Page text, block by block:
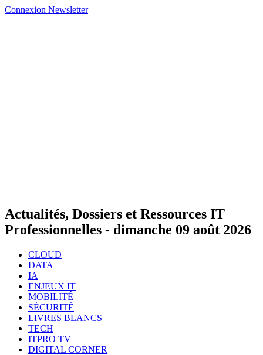
Connexion Newsletter
Actualités, Dossiers et Ressources IT
Professionnelles - dimanche 09 août 2026
CLOUD
DATA
IA
ENJEUX IT
MOBILITÉ
SÉCURITÉ
LIVRES BLANCS
TECH
ITPRO TV
DIGITAL CORNER